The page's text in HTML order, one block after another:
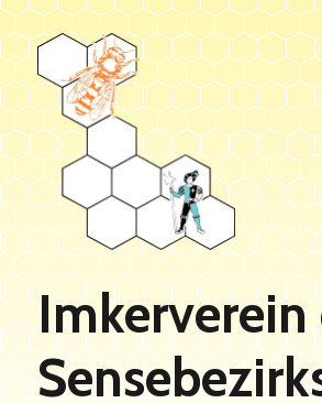
Imkerverein